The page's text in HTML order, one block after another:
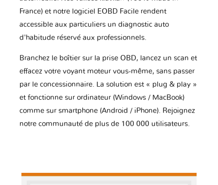
France) et notre logiciel EOBD Facile rendent
accessible aux particuliers un diagnostic auto
d'habitude réservé aux professionnels.
Branchez le boîtier sur la prise OBD, lancez un scan et
effacez votre voyant moteur vous-même, sans passer
par le concessionnaire. La solution est « plug & play »
et fonctionne sur ordinateur (Windows / MacBook)
comme sur smartphone (Android / iPhone). Rejoignez
notre communauté de plus de 100 000 utilisateurs.